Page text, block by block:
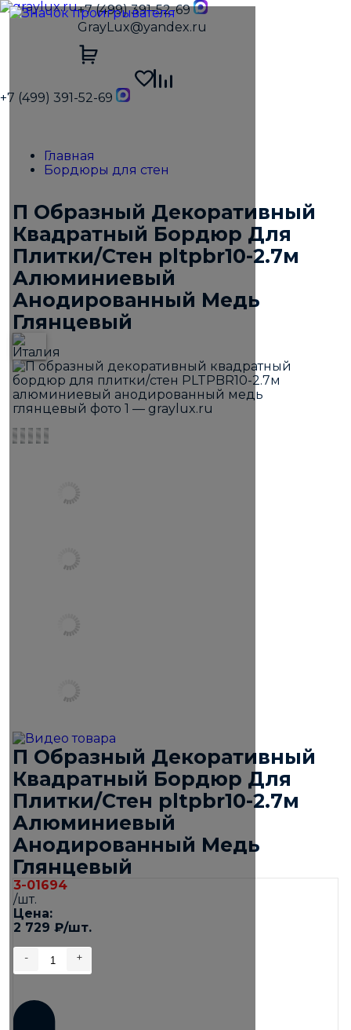
+7 (499) 391-52-69
GrayLux@yandex.ru
+7 (499) 391-52-69
Главная
Бордюры для стен
П Образный Декоративный
Квадратный Бордюр Для
Плитки/Стен pltpbr10-2.7м
Алюминиевый
Анодированный Медь
Глянцевый
П Образный Декоративный
Квадратный Бордюр Для
Плитки/Стен pltpbr10-2.7м
Алюминиевый
Анодированный Медь
Глянцевый
3-01694
/шт.
Цена:
2 729 ₽/шт.
- +